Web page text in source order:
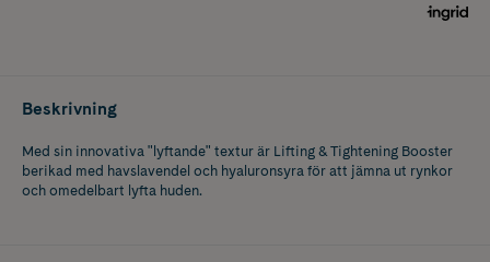
Beskrivning
Med sin innovativa "lyftande" textur är Lifting & Tightening Booster
berikad med havslavendel och hyaluronsyra för att jämna ut rynkor
och omedelbart lyfta huden.